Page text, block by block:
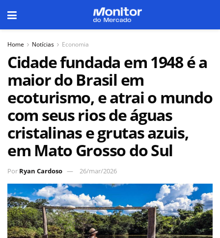
Home Notícias Economia
Cidade fundada em 1948 é a
maior do Brasil em
ecoturismo, e atrai o mundo
com seus rios de águas
cristalinas e grutas azuis,
em Mato Grosso do Sul
Por Ryan Cardoso 26/mar/2026